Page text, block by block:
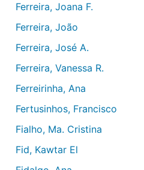
Ferreira, Joana F.
Ferreira, João
Ferreira, José A.
Ferreira, Vanessa R.
Ferreirinha, Ana
Fertusinhos, Francisco
Fialho, Ma. Cristina
Fid, Kawtar El